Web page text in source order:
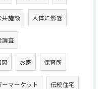
共施設 人体に影響
調査
お家 保育所
ーマーケット 伝統住宅